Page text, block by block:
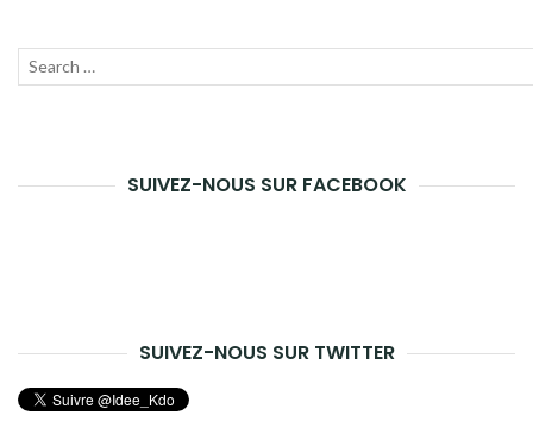
Recherche
SUIVEZ-NOUS SUR FACEBOOK
SUIVEZ-NOUS SUR TWITTER